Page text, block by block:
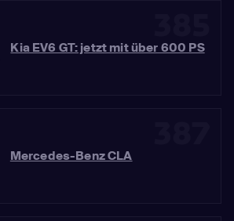
Kia EV6 GT: jetzt mit über 600 PS
Mercedes-Benz CLA